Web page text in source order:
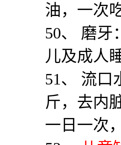
油，一次
50、 磨牙
儿及成人
51、 流口
斤，去内
一日一次